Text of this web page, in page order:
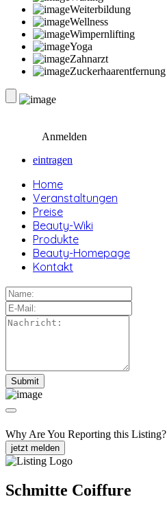
Weiterbildung
Wellness
Wimpernlifting
Yoga
Zahnarzt
Zuckerhaarentfernung
Anmelden
eintragen
Home
Veranstaltungen
Preise
Beauty-Wiki
Produkte
Beauty-Homepage
Kontakt
Why Are You Reporting this Listing?
jetzt melden
Schmitte Coiffure